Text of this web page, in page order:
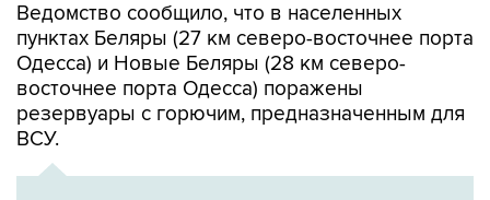
Ведомство сообщило, что в населенных
пунктах Беляры (27 км северо-восточнее порта
Одесса) и Новые Беляры (28 км северо-
восточнее порта Одесса) поражены
резервуары с горючим, предназначенным для
ВСУ.